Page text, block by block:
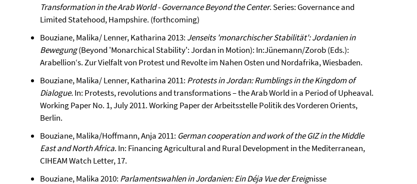
Transformation in the Arab World - Governance Beyond the Center. Series: Governance and
Limited Statehood, Hampshire. (forthcoming)
Bouziane, Malika/ Lenner, Katharina 2013: Jenseits 'monarchischer Stabilität': Jordanien in
Bewegung(Beyond 'Monarchical Stability': Jordan in Motion): In:Jünemann/Zorob (Eds.):
Arabellion‘s. Zur Vielfalt von Protest und Revolte im Nahen Osten und Nordafrika, Wiesbaden.
Bouziane, Malika/ Lenner, Katharina 2011: Protests in Jordan: Rumblings in the Kingdom of
Dialogue.In: Protests, revolutions and transformations – the Arab World in a Period of Upheaval.
Working Paper No. 1, July 2011. Working Paper der Arbeitsstelle Politik des Vorderen Orients,
Berlin.
Bouziane, Malika/Hoffmann, Anja 2011: German cooperation and work of the GIZ in the Middle
East and North Africa. In: Financing Agricultural and Rural Development in the Mediterranean,
CIHEAM Watch Letter, 17.
Bouziane, Malika 2010: Parlamentswahlen in Jordanien: Ein Déja Vue der Ereignisse